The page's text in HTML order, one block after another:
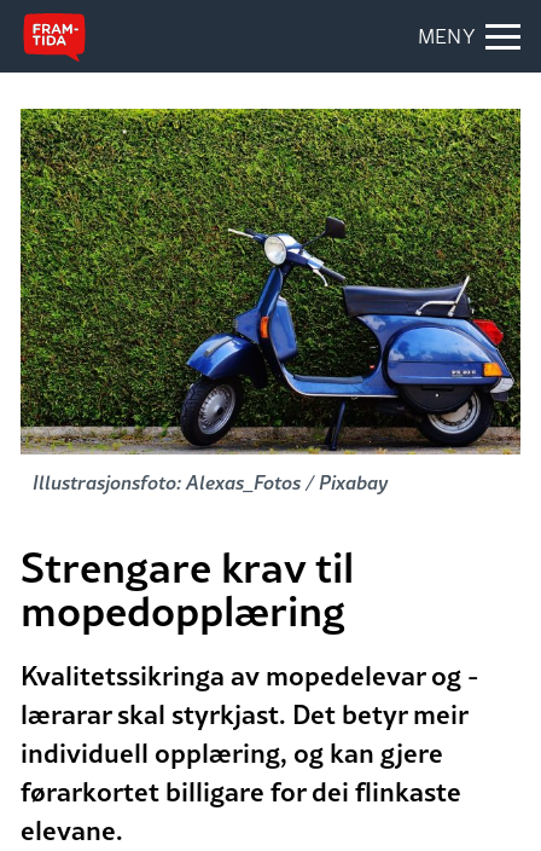
MENY
Illustrasjonsfoto: Alexas_Fotos / Pixabay
Strengare krav til
mopedopplæring
Kvalitetssikringa av mopedelevar og -
lærarar skal styrkjast. Det betyr meir
individuell opplæring, og kan gjere
førarkortet billigare for dei flinkaste
elevane.